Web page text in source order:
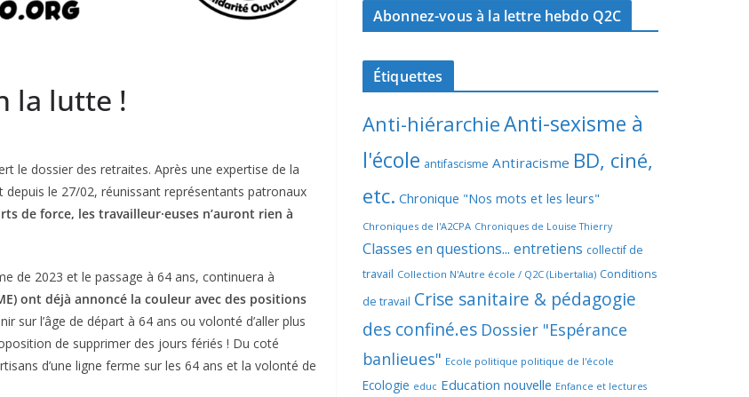
la lutte !
le dossier des retraites. Après une expertise de la
depuis le 27/02, réunissant représentants patronaux
de force, les travailleur·euses n’auront rien à
de 2023 et le passage à 64 ans, continuera à
ont déjà annoncé la couleur avec des positions
sur l’âge de départ à 64 ans ou volonté d’aller plus
de supprimer des jours fériés ! Du coté
d’une ligne ferme sur les 64 ans et la volonté de
Abonnez-vous à la lettre hebdo Q2C
Étiquettes
Anti-hiérarchieAnti-sexisme à
l'école antifascisme Antiracisme BD, ciné,
etc. Chronique "Nos mots et les leurs"
Chroniques de l'A2CPA Chroniques de Louise Thierry
Classes en questions... entretiens collectif de
travail Collection N'Autre école / Q2C (Libertalia) Conditions
de travail Crise sanitaire & pédagogie
des confiné.es Dossier "Espérance
banlieues" Ecole politique politique de l'école
Ecologie educ Education nouvelle Enfance et lectures